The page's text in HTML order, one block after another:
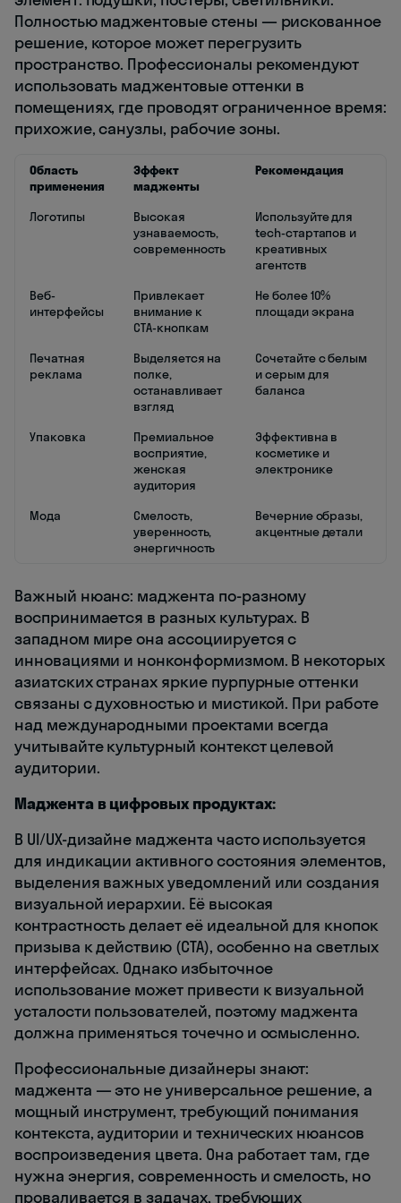
Полностью маджентовые стены — рискованное
решение, которое может перегрузить
пространство. Профессионалы рекомендуют
использовать маджентовые оттенки в
помещениях, где проводят ограниченное время:
прихожие, санузлы, рабочие зоны.
Область
применения
Эффект
мадженты
Рекомендация
Логотипы
Высокая
узнаваемость,
современность
Используйте для
tech-стартапов и
креативных
агентств
Веб-
интерфейсы
Привлекает
внимание к
CTA-кнопкам
Не более 10%
площади экрана
Печатная
реклама
Выделяется на
полке,
останавливает
взгляд
Сочетайте с белым
и серым для
баланса
Упаковка
Премиальное
восприятие,
женская
аудитория
Эффективна в
косметике и
электронике
Мода
Смелость,
уверенность,
энергичность
Вечерние образы,
акцентные детали
Важный нюанс: маджента по-разному
воспринимается в разных культурах. В
западном мире она ассоциируется с
инновациями и нонконформизмом. В некоторых
азиатских странах яркие пурпурные оттенки
связаны с духовностью и мистикой. При работе
над международными проектами всегда
учитывайте культурный контекст целевой
аудитории.
Маджента в цифровых продуктах:
В UI/UX-дизайне маджента часто используется
для индикации активного состояния элементов,
выделения важных уведомлений или создания
визуальной иерархии. Её высокая
контрастность делает её идеальной для кнопок
призыва к действию (CTA), особенно на светлых
интерфейсах. Однако избыточное
использование может привести к визуальной
усталости пользователей, поэтому маджента
должна применяться точечно и осмысленно.
Профессиональные дизайнеры знают:
маджента — это не универсальное решение, а
мощный инструмент, требующий понимания
контекста, аудитории и технических нюансов
воспроизведения цвета. Она работает там, где
нужна энергия, современность и смелость, но
проваливается в задачах, требующих